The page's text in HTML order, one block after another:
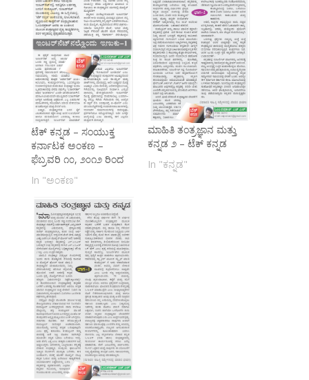
ಟೆಕ್ ಕನ್ನಡ – ಸಂಯುಕ್ತ
ಕರ್ನಾಟಕ ಅಂಕಣ –
ಫೆಬ್ರವರಿ ೧೦, ೨೦೧೨ ರಿಂದ
In "ಅಂಕಣ"
ಮಾಹಿತಿ ತಂತ್ರಜ್ಞಾನ ಮತ್ತು
ಕನ್ನಡ ೨ – ಟೆಕ್ ಕನ್ನಡ
In "ಕನ್ನಡ"